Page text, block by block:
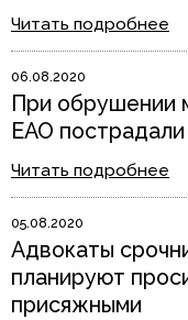
Читать подробнее
06.08.2020
При обрушении
ЕАО
Читать подробнее
05.08.2020
Адвокаты
планируют
присяжными